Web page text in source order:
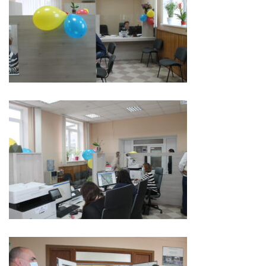
Serviciul
Serviciul
în
Reglementarea
Regimului
Funciar
Serviciul
Relaţii
cu
Publicul